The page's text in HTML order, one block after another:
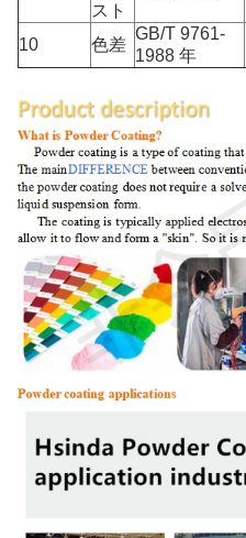
スト
10 色差
GB/T 9761-
1988 年